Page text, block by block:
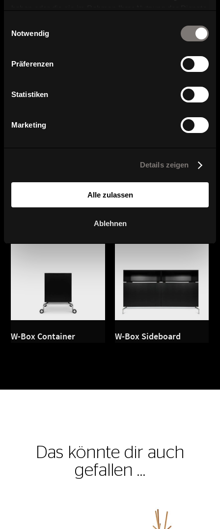
Notwendig
Präferenzen
Statistiken
Marketing
Details zeigen
Alle zulassen
Ablehnen
Produktbild, Datenblatt und
Serienübersicht
W-Box Container W-Box Sideboard
Das könnte dir auch
gefallen …